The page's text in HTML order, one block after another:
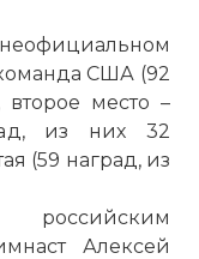
США (92
место –
из них 32
(59 наград, из
российским
Алексей